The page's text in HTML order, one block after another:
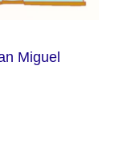
Miguel